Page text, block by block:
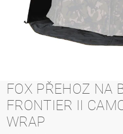
FOX PŘEHOZ NA
FRONTIER II
WRAP